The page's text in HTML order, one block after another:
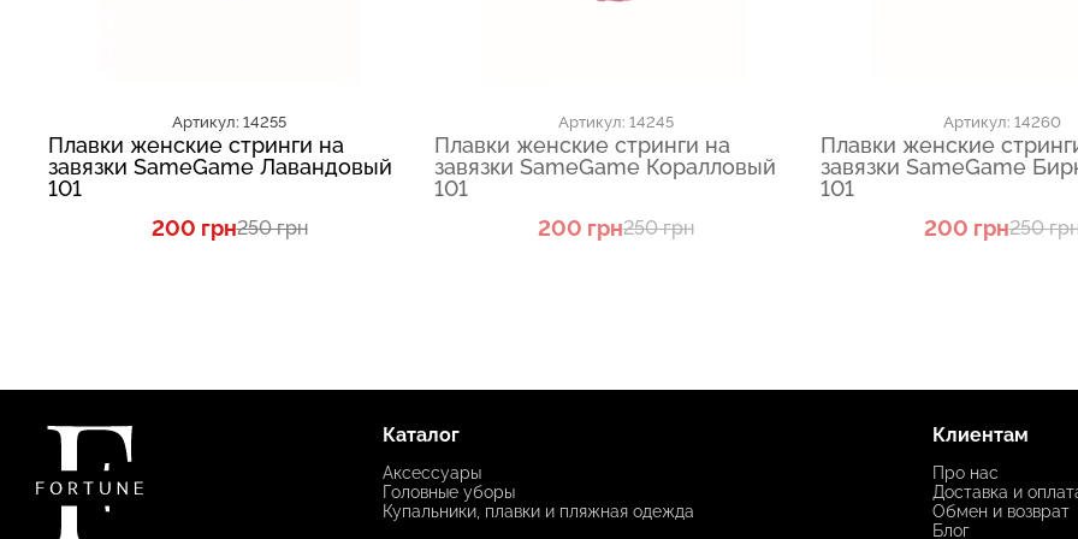
Артикул: 14255
Плавки женские стринги на
завязки SameGame Лавандовый
101
200 грн250 грн
Артикул: 14245
Плавки женские стринги на
завязки SameGame Коралловый
101
200 грн250 грн
Артикул: 14260
Плавки женские
завязки SameGame
101
200 грн250
Каталог
Аксессуары
Головные уборы
Купальники, плавки и пляжная одежда
Клиентам
Про нас
Доставка и
Обмен и возврат
Блог